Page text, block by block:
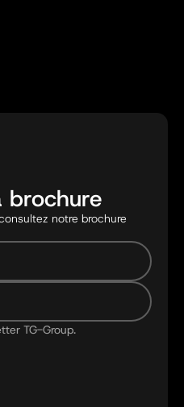
brochure
notre brochure
TG-Group.